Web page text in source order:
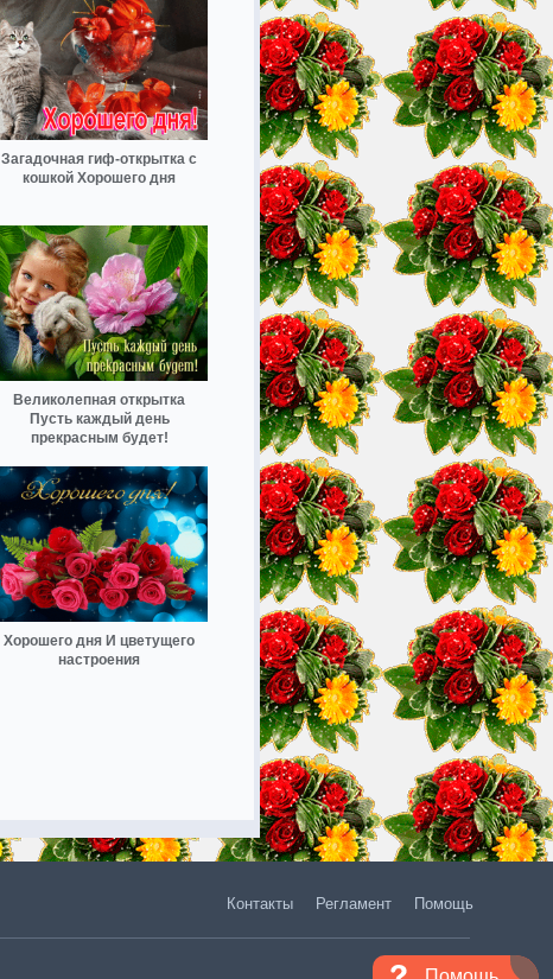
Загадочная гиф-открытка с
кошкой Хорошего дня
Великолепная открытка
Пусть каждый день
прекрасным будет!
Хорошего дня И цветущего
настроения
Контакты Регламент Помощь